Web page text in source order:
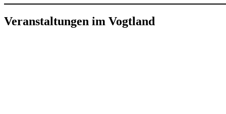
Veranstaltungen im Vogtland